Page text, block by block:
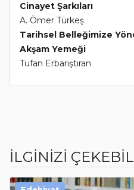
Cinayet Şarkıları
A. Ömer Türkeş
Tarihsel Belleğimize
Akşam Yemeği
Tufan Erbarıştıran
İLGİNİZİ